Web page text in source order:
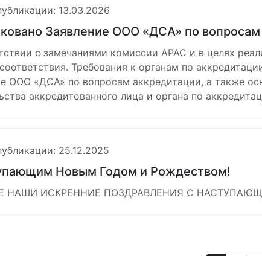
13.03.2026
Заявление ООО «ДСА» по вопросам
с замечаниями комиссии АРАС и в целях
Требования к органам по
ООО «ДСА» по вопросам аккредитации, а также
аккредитованного лица и органа по
25.12.2025
Новым Годом и Рождеством!
НАШИ ИСКРЕННИЕ ПОЗДРАВЛЕНИЯ С